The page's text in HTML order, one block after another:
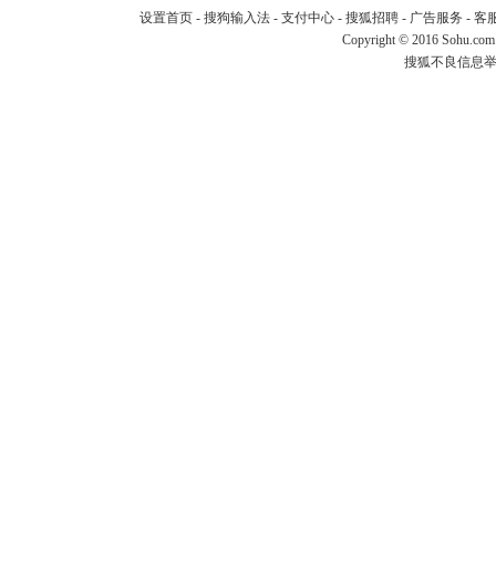
设置首页- 搜狗输入法- 支付中心- 搜狐招聘- 广告服务 - 客
Copyright © 2016
搜狐不良信息